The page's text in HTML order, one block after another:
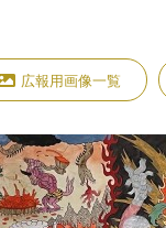
広報用画像一覧